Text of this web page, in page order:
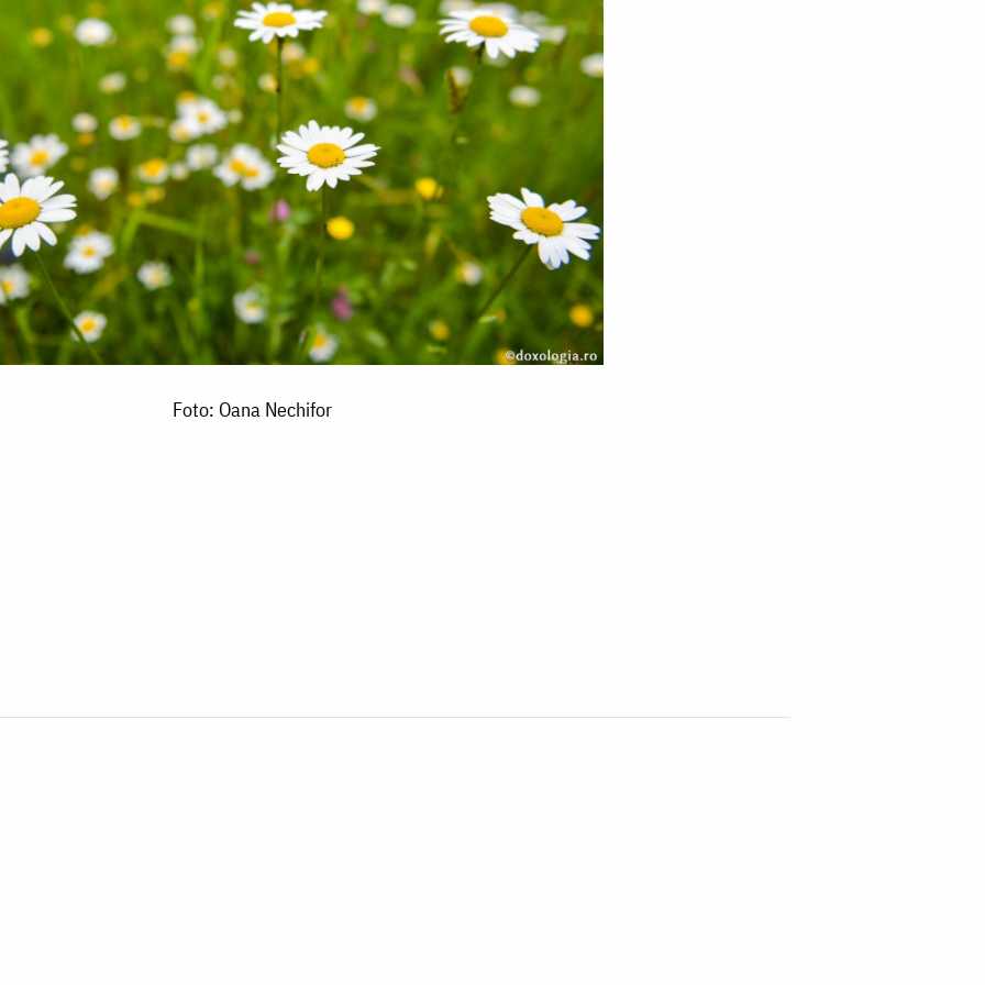
Foto: Oana Nechifor